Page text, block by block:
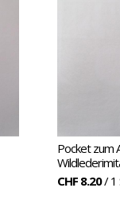
Pocket zum
CHF 8.20/ 1